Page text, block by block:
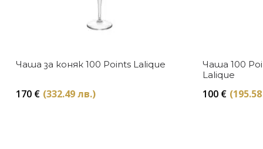
Чаша за коняк 100 Points Lalique
170 € (332.49 лв.)
Чаша 100
Lalique
100 €